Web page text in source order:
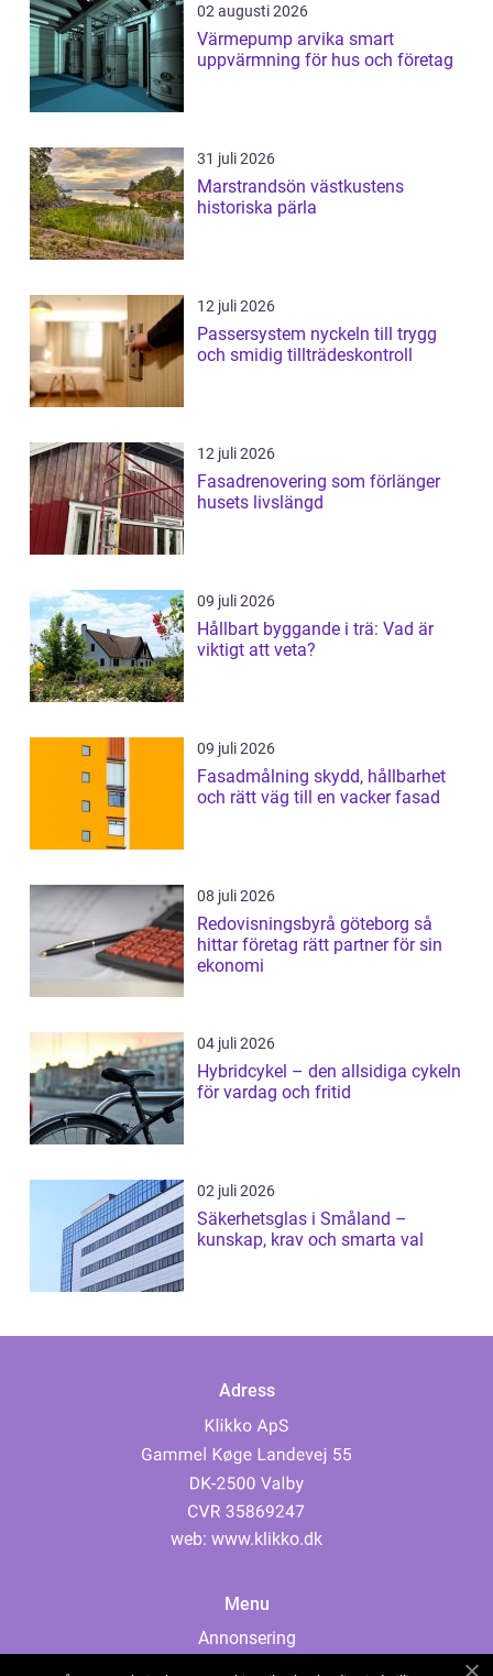
02 augusti 2026
Värmepump arvika smart
uppvärmning för hus och företag
31 juli 2026
Marstrandsön västkustens
historiska pärla
12 juli 2026
Passersystem nyckeln till trygg
och smidig tillträdeskontroll
12 juli 2026
Fasadrenovering som förlänger
husets livslängd
09 juli 2026
Hållbart byggande i trä: Vad är
viktigt att veta?
09 juli 2026
Fasadmålning skydd, hållbarhet
och rätt väg till en vacker fasad
08 juli 2026
Redovisningsbyrå göteborg så
hittar företag rätt partner för sin
ekonomi
04 juli 2026
Hybridcykel – den allsidiga cykeln
för vardag och fritid
02 juli 2026
Säkerhetsglas i Småland –
kunskap, krav och smarta val
Adress
web: www.klikko.dk
Menu
Annonsering